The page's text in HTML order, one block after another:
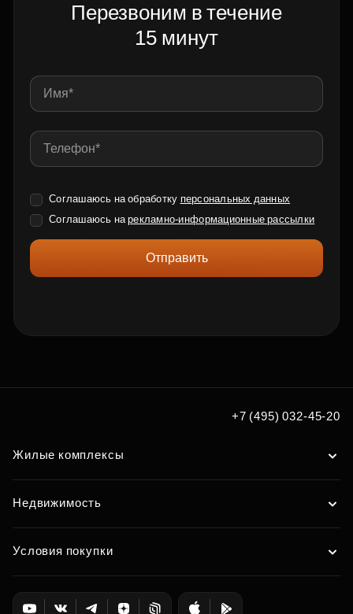
Перезвоним в течение
15 минут
Соглашаюсь на обработку персональных данных
Соглашаюсь нарекламно-информационные рассылки
Отправить
+7 (495) 032-45-20
Жилые комплексы
Недвижимость
Условия покупки